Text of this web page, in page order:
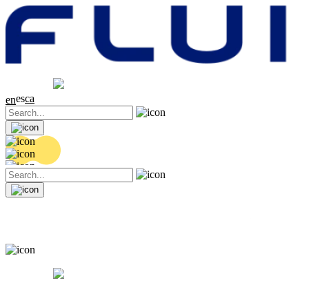
0.04 (+0.2%)
enesca
0.04 (+0.2%)